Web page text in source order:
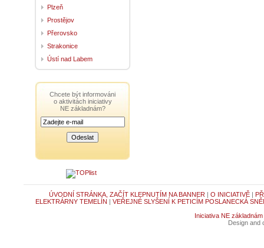
Plzeň
Prostějov
Přerovsko
Strakonice
Ústí nad Labem
Chcete být informováni
o aktivitách iniciativy
NE základnám?
ÚVODNÍ STRÁNKA, ZAČÍT KLEPNUTÍM NA BANNER | O INICIATIVĚ|
ELEKTRÁRNY TEMELÍN | VEŘEJNÉ SLYŠENÍ K PETICÍM POSLANECKÁ
Iniciativa NE základnám
Design and